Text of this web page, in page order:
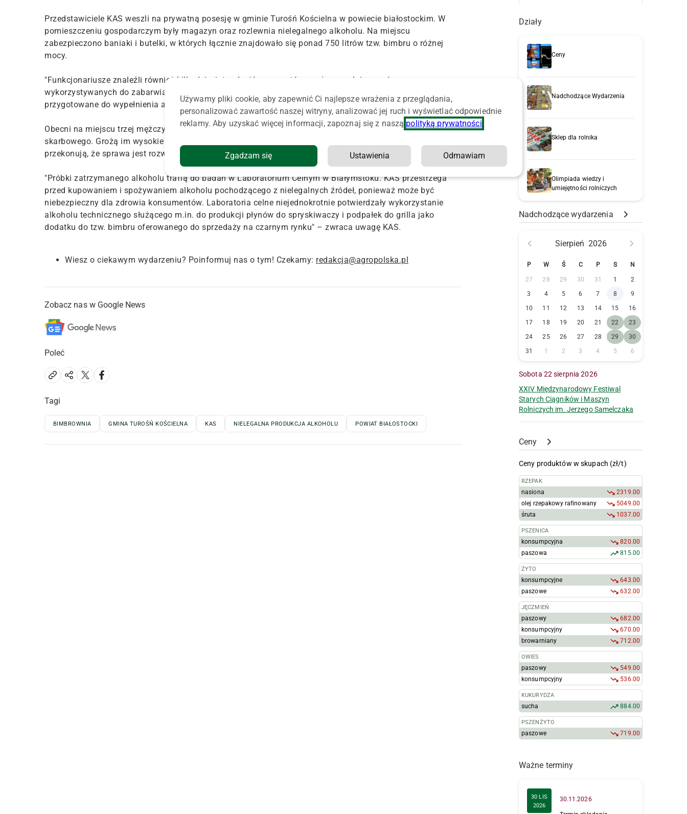
Przedstawiciele KAS weszli na prywatną posesję w gminie Turośń Kościelna w powiecie białostockim. W
pomieszczeniu gospodarczym były magazyn oraz rozlewnia nielegalnego alkoholu. Na miejscu
zabezpieczono baniaki i butelki, w których łącznie znajdowało się ponad 750 litrów tzw. bimbru o różnej
mocy.
"Funkcjonariusze znaleźli również kilkadziesiąt rodzajów aromatów spożywczych i syropów,
wykorzystywanych do zabarwiania wyrobu. Były tam także etykiety oraz szklane i plastikowe butelki
przygotowane do wypełnienia alkoholem i dalszej dystrybucji" – podaje podlaska KAS.
Obecni na miejscu trzej mężczyźni w wieku 23, 27 i 42 lat usłyszeli już zarzuty z kodeksu karnego
skarbowego. Grożą im wysokie grzywny. Trwa ustalanie, skąd pochodził zabezpieczony alkohol. Śledczy
przekonują, że sprawa jest rozwojowa.
"Próbki zatrzymanego alkoholu trafią do badań w Laboratorium Celnym w Białymstoku. KAS przestrzega
przed kupowaniem i spożywaniem alkoholu pochodzącego z nielegalnych źródeł, ponieważ może być
niebezpieczny dla zdrowia konsumentów. Laboratoria celne niejednokrotnie potwierdzały wykorzystanie
alkoholu technicznego służącego m.in. do produkcji płynów do spryskiwaczy i podpałek do grilla jako
dodatku do tzw. bimbru oferowanego do sprzedaży na czarnym rynku" – zwraca uwagę KAS.
Wiesz o ciekawym wydarzeniu? Poinformuj nas o tym! Czekamy: redakcja@agropolska.pl
Zobacz nas w Google News
Poleć
Tagi
BIMBROWNIA GMINA TUROŚŃ KOŚCIELNA KAS NIELEGALNA PRODUKCJA ALKOHOLU POWIAT BIAŁOSTOCKI
Działy
Ceny
Nadchodzące Wydarzenia
Sklep dla rolnika
Olimpiada wiedzy i
umiejętności rolniczych
Nadchodzące wydarzenia
Sierpień 2026
P W Ś C P S N
27 28 29 30 31 1
2
3
4 5 6 7 8
9
10
11 12 13 14 15
16
17
18 19 20 21 22
23
24
25 26 27 28 29
30
31
1 2 3 4 5 6
Sobota 22 sierpnia 2026
XXIV Międzynarodowy Festiwal
Starych Ciągników i Maszyn
Rolniczych im. Jerzego Samelczaka
Ceny
Ceny produktów w skupach (zł/t)
RZEPAK
nasiona
2319.00
olej rzepakowy rafinowany
5049.00
śruta
1037.00
PSZENICA
konsumpcyjna
820.00
paszowa
815.00
ŻYTO
konsumpcyjne
643.00
paszowe
632.00
JĘCZMIEŃ
paszowy
682.00
konsumpcyjny
670.00
browarniany
712.00
OWIES
paszowy
549.00
konsumpcyjny
536.00
KUKURYDZA
sucha 884.00
PSZENŻYTO
paszowe 719.00
Ważne terminy
30 LIS
2026
30.11.2026
Używamy pliki cookie, aby zapewnić Ci najlepsze wrażenia z przeglądania,
personalizować zawartość naszej witryny, analizować jej ruch i wyświetlać odpowiednie
reklamy. Aby uzyskać więcej informacji, zapoznaj się z naszą polityką prywatności
Zgadzam się Ustawienia Odmawiam